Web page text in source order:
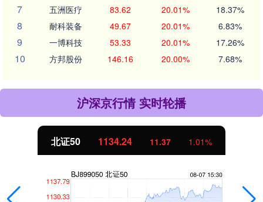
7 五洲医疗 83.62 20.01% 18.37%
8 耐科装备 49.67 20.01% 6.83%
9 一博科技 53.33 20.01% 17.26%
10 方邦股份 146.16 20.00% 7.68%
沪深京行情 实时轮播
北证50 1134.24 11.37 1.01%